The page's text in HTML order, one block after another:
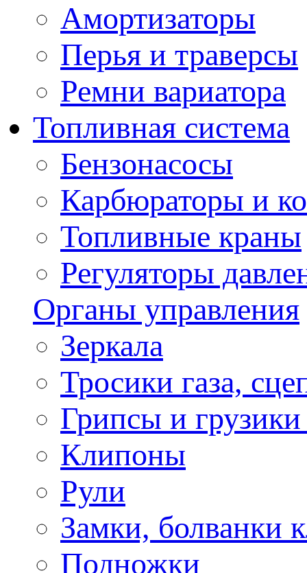
Амортизаторы
Перья и траверсы
Ремни вариатора
Топливная система
Бензонасосы
Карбюраторы и
Топливные краны
Регуляторы
Органы управления
Зеркала
Тросики газа,
Грипсы и грузики
Клипоны
Рули
Замки, болванки
Подножки